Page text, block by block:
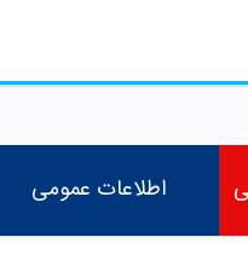
اطلاعات عمومی